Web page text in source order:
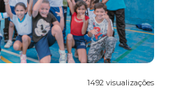
1492 visualizações